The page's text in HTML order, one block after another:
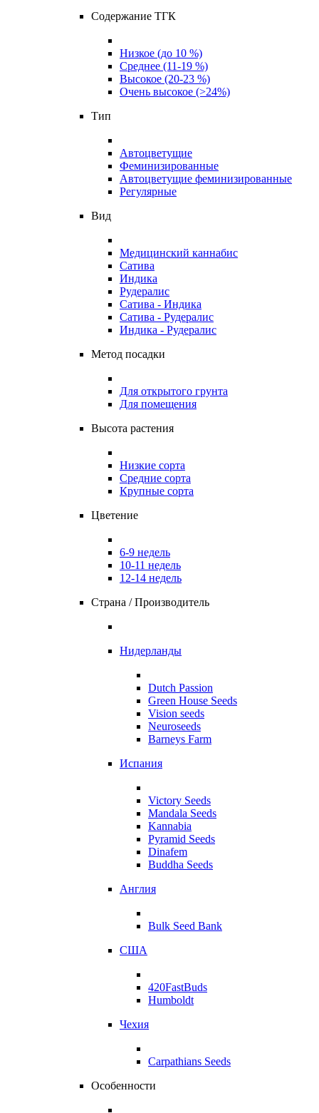
Содержание ТГК
Низкое (до 10 %)
Среднее (11-19 %)
Высокое (20-23 %)
Очень высокое (>24%)
Тип
Автоцветущие
Феминизированные
Автоцветущие феминизированные
Регулярные
Вид
Медицинский каннабис
Сатива
Индика
Рудералис
Сатива - Индика
Сатива - Рудералис
Индика - Рудералис
Метод посадки
Для открытого грунта
Для помещения
Высота растения
Низкие сорта
Средние сорта
Крупные сорта
Цветение
6-9 недель
10-11 недель
12-14 недель
Страна / Производитель
Нидерланды
Dutch Passion
Green House Seeds
Vision seeds
Neuroseeds
Barneys Farm
Испания
Victory Seeds
Mandala Seeds
Kannabia
Pyramid Seeds
Dinafem
Buddha Seeds
Англия
Bulk Seed Bank
США
420FastBuds
Humboldt
Чехия
Carpathians Seeds
Особенности